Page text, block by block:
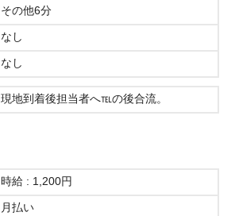
その他6分
なし
なし
現地到着後担当者へ℡の後合流。
時給 : 1,200円
月払い